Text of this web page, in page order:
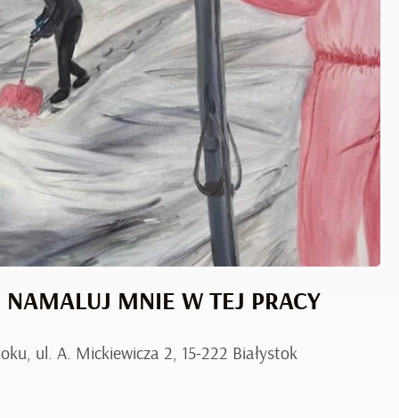
NAMALUJ MNIE W TEJ PRACY
ul. A. Mickiewicza 2, 15-222 Białystok